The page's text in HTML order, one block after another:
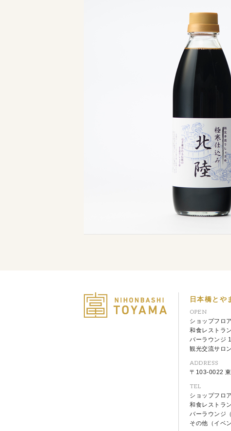
日本橋とや
OPEN
ショップフロ
和食レストラ
バーラウンジ
観光交流サロ
ADDRESS
〒103-0022
TEL
ショップフロ
和食レストラ
バーラウンジ
その他（イベ